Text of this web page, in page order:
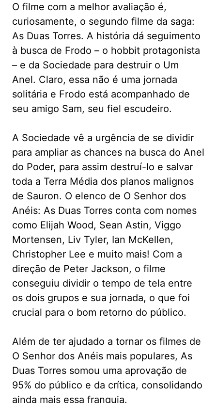
O filme com a melhor avaliação é,
curiosamente, o segundo filme da saga:
As Duas Torres. A história dá seguimento
à busca de Frodo – o hobbit protagonista
– e da Sociedade para destruir o Um
Anel. Claro, essa não é uma jornada
solitária e Frodo está acompanhado de
seu amigo Sam, seu fiel escudeiro.
A Sociedade vê a urgência de se dividir
para ampliar as chances na busca do Anel
do Poder, para assim destruí-lo e salvar
toda a Terra Média dos planos malignos
de Sauron. O elenco de O Senhor dos
Anéis: As Duas Torres conta com nomes
como Elijah Wood, Sean Astin, Viggo
Mortensen, Liv Tyler, Ian McKellen,
Christopher Lee e muito mais! Com a
direção de Peter Jackson, o filme
conseguiu dividir o tempo de tela entre
os dois grupos e sua jornada, o que foi
crucial para o bom retorno do público.
Além de ter ajudado a tornar os filmes de
O Senhor dos Anéis mais populares, As
Duas Torres somou uma aprovação de
95% do público e da crítica, consolidando
ainda mais essa franquia.